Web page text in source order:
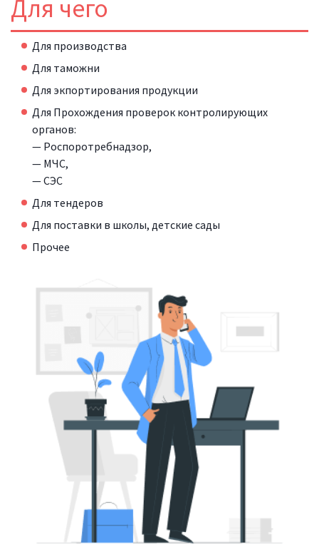
Для чего
Для производства
Для таможни
Для экпортирования продукции
Для Прохождения проверок контролирующих
органов:
— Роспоротребнадзор,
— МЧС,
— СЭС
Для тендеров
Для поставки в школы, детские сады
Прочее